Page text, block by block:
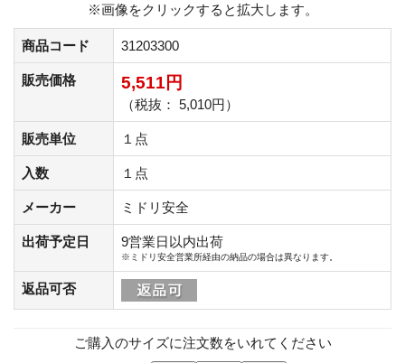
※画像をクリックすると拡大します。
商品コード 31203300
販売価格 5,511円
（税抜： 5,010円）
販売単位 １点
入数 １点
メーカー ミドリ安全
出荷予定日 9営業日以内出荷
※ミドリ安全営業所経由の納品の場合は異なります。
返品可否
ご購入のサイズに注文数をいれてください